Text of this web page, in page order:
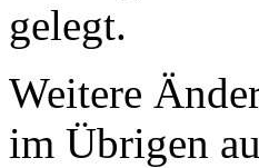
gelegt.
Weitere
im Übrigen